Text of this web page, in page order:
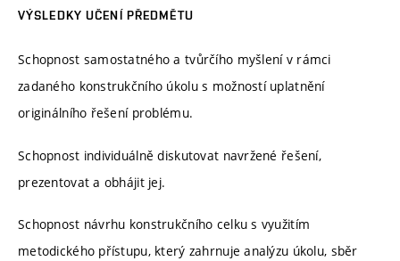
VÝSLEDKY UČENÍ PŘEDMĚTU
Schopnost samostatného a tvůrčího myšlení v rámci
zadaného konstrukčního úkolu s možností uplatnění
originálního řešení problému.
Schopnost individuálně diskutovat navržené řešení,
prezentovat a obhájit jej.
Schopnost návrhu konstrukčního celku s využitím
metodického přístupu, který zahrnuje analýzu úkolu, sběr